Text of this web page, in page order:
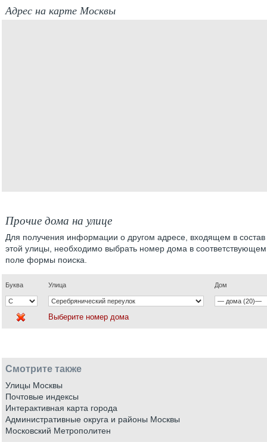
Адрес на карте Москвы
Прочие дома на улице
Для получения информации о другом адресе, входящем в состав
этой улицы, необходимо выбрать номер дома в соответствующем
поле формы поиска.
Буква Улица Дом
Выберите номер дома
Смотрите также
Улицы Москвы
Почтовые индексы
Интерактивная карта города
Административные округа и районы Москвы
Московский Метрополитен